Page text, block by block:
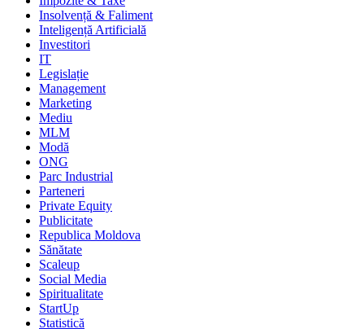
Insolvență & Faliment
Inteligență Artificială
Investitori
IT
Legislație
Management
Marketing
Mediu
MLM
Modă
ONG
Parc Industrial
Parteneri
Private Equity
Publicitate
Republica Moldova
Sănătate
Scaleup
Social Media
Spiritualitate
StartUp
Statistică